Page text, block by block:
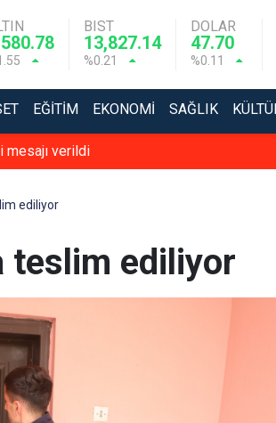
BIST
13,827.14
%0.21
DOLAR
47.70
%0.11
EĞITIM EKONOMI SAĞLIK
mesajı verildi
ediliyor
teslim ediliyor